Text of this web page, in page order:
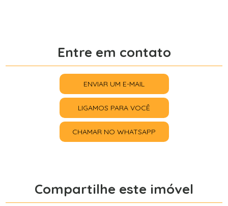
Entre em contato
ENVIAR UM E-MAIL
LIGAMOS PARA VOCÊ
CHAMAR NO WHATSAPP
Compartilhe este imóvel